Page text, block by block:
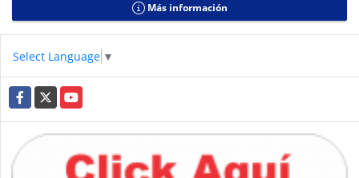
Más información
Select Language ▼
Facebook
X YouTube